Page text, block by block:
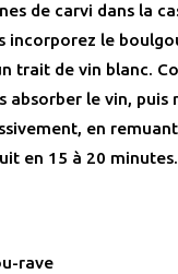
de carvi dans la
incorporez le
trait de vin blanc.
absorber le vin,
en
en 15 à 20 minutes.
rave